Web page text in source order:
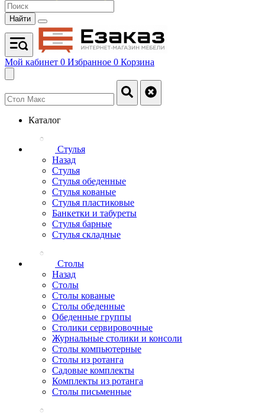
Найти
Мой кабинет 0 Избранное 0 Корзина
Каталог
Стулья
Назад
Стулья
Стулья обеденные
Стулья кованые
Стулья пластиковые
Банкетки и табуреты
Стулья барные
Стулья складные
Столы
Назад
Столы
Столы кованые
Столы обеденные
Обеденные группы
Столики сервировочные
Журнальные столики и консоли
Столы компьютерные
Столы из ротанга
Садовые комплекты
Комплекты из ротанга
Столы письменные